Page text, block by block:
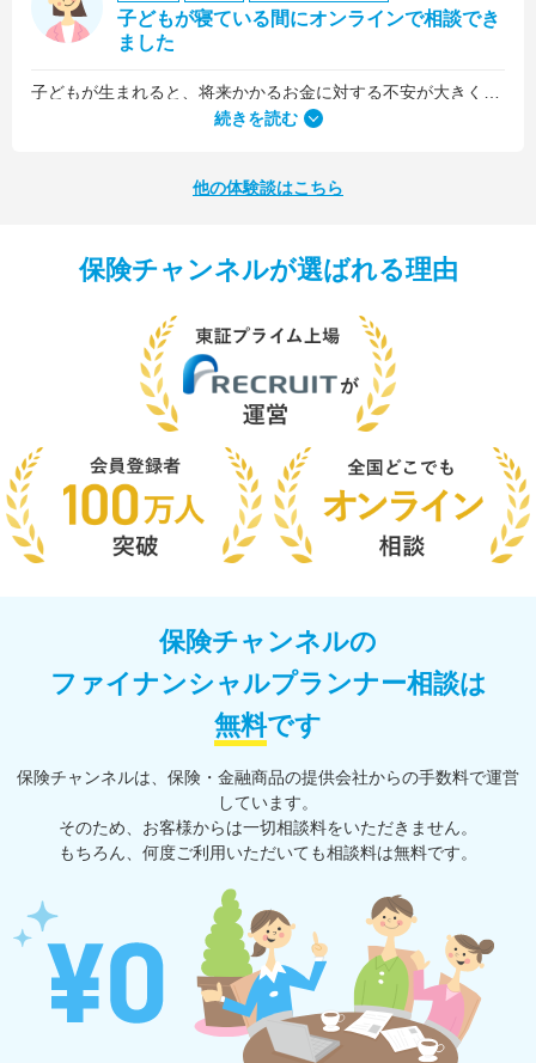
子どもが寝ている間にオンラインで相談でき
ました
何より、とても親身になって対応してくださって大満足。うちと同じように子どもの将来のお金のことで悩んでいる友人にも教えました。
続きを読む
他の体験談はこちら
保険チャンネルが選ばれる理由
保険チャンネルの
ファイナンシャルプランナー相談は
無料です
保険チャンネルは、保険・⾦融商品の提供会社からの⼿数料で運営
しています。
そのため、お客様からは一切相談料をいただきません。
もちろん、何度ご利⽤いただいても相談料は無料です。